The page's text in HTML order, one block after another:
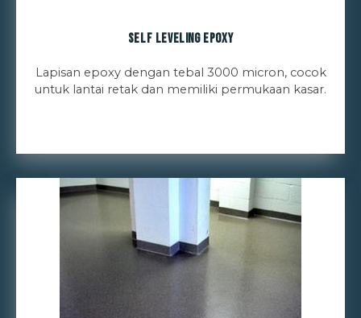
Self Leveling Epoxy
Lapisan epoxy dengan tebal 3000 micron, cocok
untuk lantai retak dan memiliki permukaan kasar.